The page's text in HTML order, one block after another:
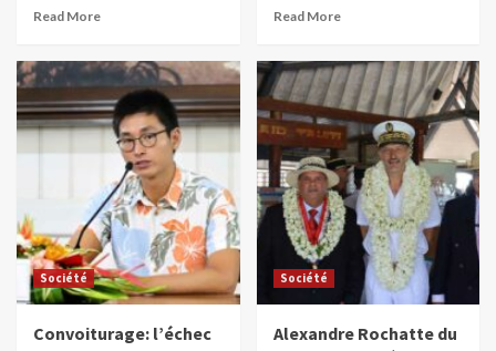
Read More Read More
Société
Convoiturage: l’échec
Société
Alexandre Rochatte du